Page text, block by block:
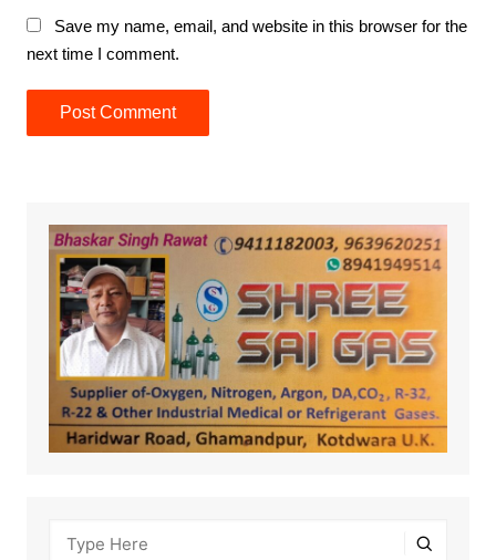
Save my name, email, and website in this browser for the
next time I comment.